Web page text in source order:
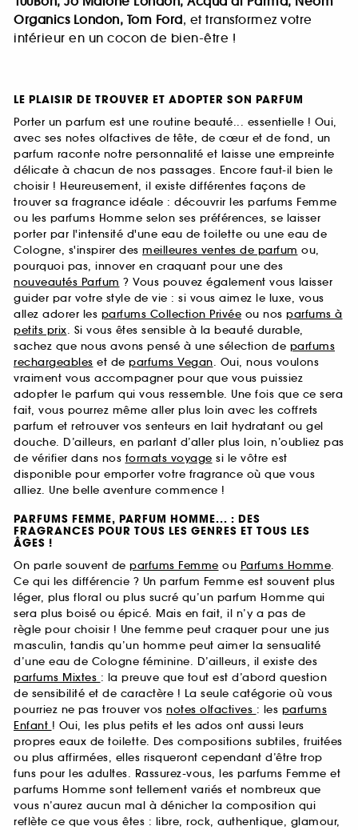
Organics London, Tom Ford, et transformez votre
intérieur en un cocon de bien-être !
LE PLAISIR DE TROUVER ET ADOPTER SON PARFUM
Porter un parfum est une routine beauté... essentielle ! Oui,
avec ses notes olfactives de tête, de cœur et de fond, un
parfum raconte notre personnalité et laisse une empreinte
délicate à chacun de nos passages. Encore faut-il bien le
choisir ! Heureusement, il existe différentes façons de
trouver sa fragrance idéale : découvrir les parfums Femme
ou les parfums Homme selon ses préférences, se laisser
porter par l'intensité d'une eau de toilette ou une eau de
Cologne, s'inspirer des meilleures ventes de parfum ou,
pourquoi pas, innover en craquant pour une des
nouveautés Parfum ? Vous pouvez également vous laisser
guider par votre style de vie : si vous aimez le luxe, vous
allez adorer les parfums Collection Privée ou nos parfums à
petits prix. Si vous êtes sensible à la beauté durable,
sachez que nous avons pensé à une sélection de parfums
rechargeables et de parfums Vegan. Oui, nous voulons
vraiment vous accompagner pour que vous puissiez
adopter le parfum qui vous ressemble. Une fois que ce sera
fait, vous pourrez même aller plus loin avec les coffrets
parfum et retrouver vos senteurs en lait hydratant ou gel
douche. D’ailleurs, en parlant d’aller plus loin, n’oubliez pas
de vérifier dans nos formats voyage si le vôtre est
disponible pour emporter votre fragrance où que vous
alliez. Une belle aventure commence !
PARFUMS FEMME, PARFUM HOMME... : DES
FRAGRANCES POUR TOUS LES GENRES ET TOUS LES
ÂGES !
On parle souvent de parfums Femme ou Parfums Homme.
Ce qui les différencie ? Un parfum Femme est souvent plus
léger, plus floral ou plus sucré qu’un parfum Homme qui
sera plus boisé ou épicé. Mais en fait, il n’y a pas de
règle pour choisir ! Une femme peut craquer pour une jus
masculin, tandis qu’un homme peut aimer la sensualité
d’une eau de Cologne féminine. D’ailleurs, il existe des
parfums Mixtes : la preuve que tout est d’abord question
de sensibilité et de caractère ! La seule catégorie où vous
pourriez ne pas trouver vos notes olfactives : les parfums
Enfant ! Oui, les plus petits et les ados ont aussi leurs
propres eaux de toilette. Des compositions subtiles, fruitées
ou plus affirmées, elles risqueront cependant d’être trop
funs pour les adultes. Rassurez-vous, les parfums Femme et
parfums Homme sont tellement variés et nombreux que
vous n’aurez aucun mal à dénicher la composition qui
reflète ce que vous êtes : libre, rock, authentique, glamour,